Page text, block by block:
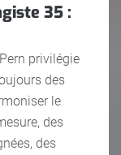
35 :
privilégie
des
le
des
des